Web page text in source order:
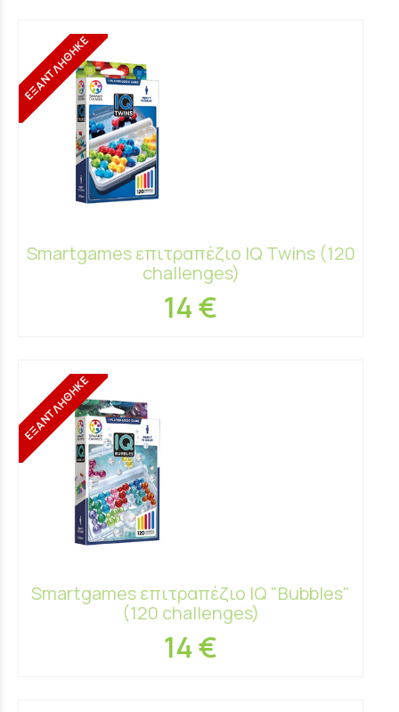
ΕΞΑΝΤΛΗΘΗΚΕ
Smartgames επιτραπέζιο IQ Twins (120
challenges)
14 €
ΕΞΑΝΤΛΗΘΗΚΕ
Smartgames επιτραπέζιο IQ "Bubbles"
(120 challenges)
14 €